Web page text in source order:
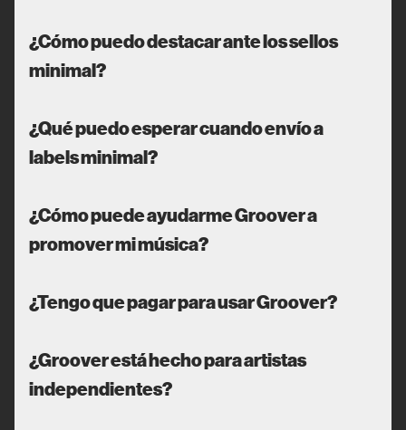
¿Cómo puedo destacar ante los sellos
minimal?
¿Qué puedo esperar cuando envío a
labels minimal?
¿Cómo puede ayudarme Groover a
promover mi música?
¿Tengo que pagar para usar Groover?
¿Groover está hecho para artistas
independientes?